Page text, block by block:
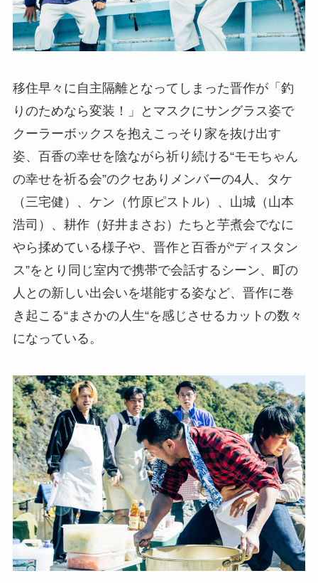
移住早々に自主隔離となってしまった晋作が「釣
りのためなら変装！」とマスクにサングラス姿で
クーラーボックスを抱えこっそり家を抜け出す
姿、百香の幸せを陰ながら祈り続ける“モモちゃん
の幸せを祈る会”のクセありメンバーの4人、タケ
（三宅健）、ケン（竹原ピストル）、山城（山本
浩司）、耕作（好井まさお）たちと芋煮会でなに
やら揉めている様子や、晋作と百香が“ディスタン
ス”をとり同じ室内で携帯で会話するシーン、町の
人との新しい出会いを堪能する姿など、晋作に巻
き起こる“まさかの人生“を感じさせるカットの数々
になっている。